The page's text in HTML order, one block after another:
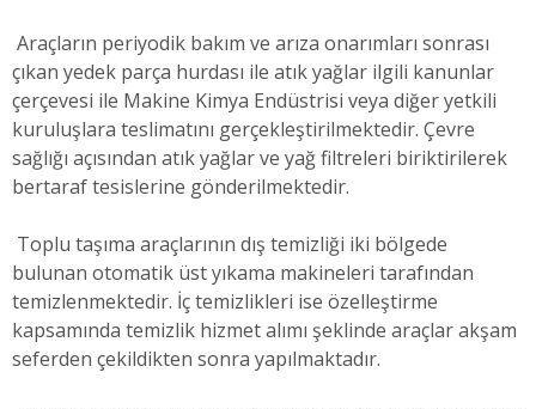
Araçların periyodik bakım ve arıza onarımları sonrası
çıkan yedek parça hurdası ile atık yağlar ilgili kanunlar
çerçevesi ile Makine Kimya Endüstrisi veya diğer yetkili
kuruluşlara teslimatını gerçekleştirilmektedir. Çevre
sağlığı açısından atık yağlar ve yağ filtreleri biriktirilerek
bertaraf tesislerine gönderilmektedir.
Toplu taşıma araçlarının dış temizliği iki bölgede
bulunan otomatik üst yıkama makineleri tarafından
temizlenmektedir. İç temizlikleri ise özelleştirme
kapsamında temizlik hizmet alımı şeklinde araçlar akşam
seferden çekildikten sonra yapılmaktadır.